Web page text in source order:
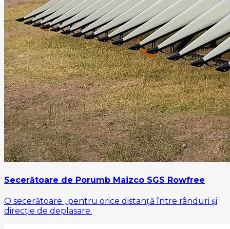
Secerătoare de Porumb Maizco SGS Rowfree
O secerătoare , pentru orice distanță între rânduri și
direcție de deplasare.